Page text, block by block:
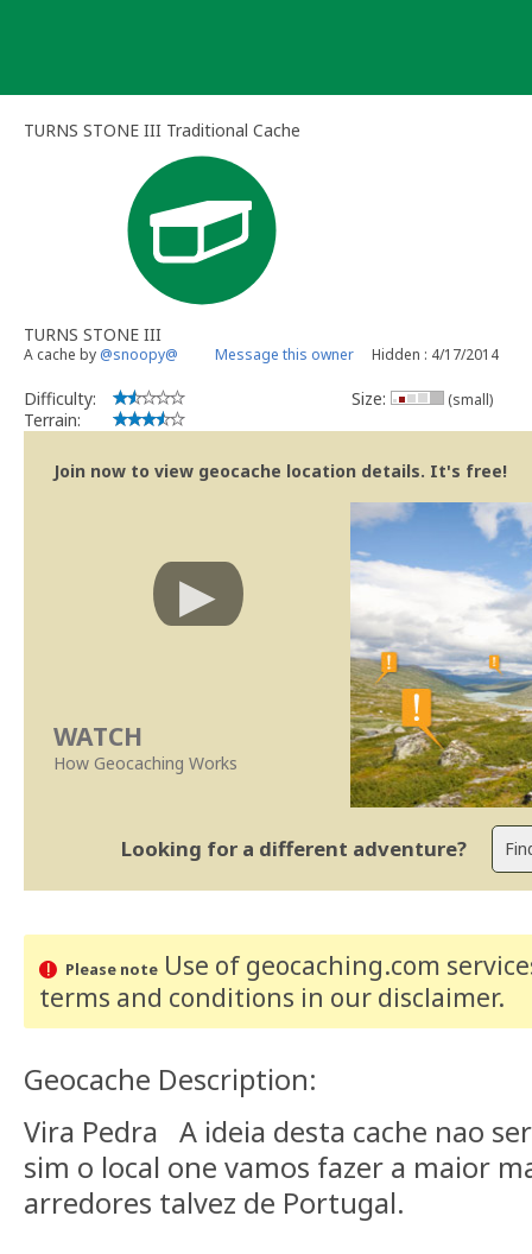
TURNS STONE III Traditional Cache
TURNS STONE III
A cache by @snoopy@ Message this owner Hidden : 4/17/2014
Difficulty:
Terrain:
Size: (small)
Join now to view geocache location details. It's free!
WATCH
How Geocaching Works
Looking for a different adventure?
Please noteUse of geocaching.com
terms and conditions in our disclaimer.
Geocache Description:
Vira Pedra A ideia desta cache nao
sim o local one vamos fazer a maior
arredores talvez de Portugal.